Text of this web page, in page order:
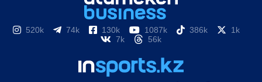
520k 74k 130k 1087k 386k
1k
7k
56k